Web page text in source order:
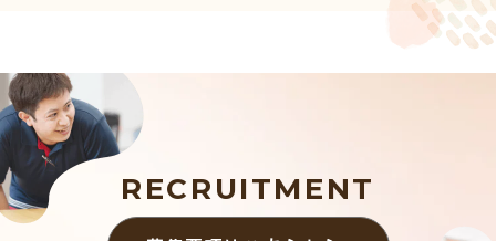
RECRUITMENT